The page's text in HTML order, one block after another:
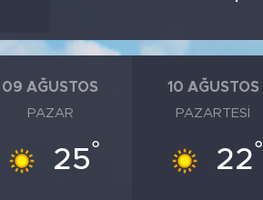
09 AĞUSTOS
PAZAR
25°
10 AĞUSTOS
PAZARTESI
22°